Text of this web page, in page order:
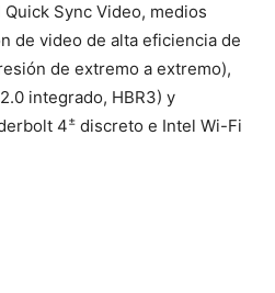
Sync Video, medios
de video de alta eficiencia de
de extremo a extremo),
integrado, HBR3) y
4± discreto e Intel Wi-Fi